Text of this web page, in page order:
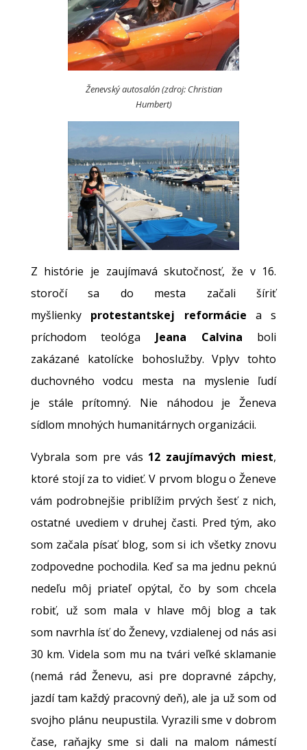
Ženevský autosalón (zdroj: Christian
Humbert)
Z histórie je zaujímavá skutočnosť, že v 16.
storočí sa do mesta začali šíriť
myšlienky protestantskej reformácie a s
príchodom teológa Jeana Calvina boli
zakázané katolícke bohoslužby. Vplyv tohto
duchovného vodcu mesta na myslenie ľudí
je stále prítomný. Nie náhodou je Ženeva
sídlom mnohých humanitárnych organizácii.
Vybrala som pre vás 12 zaujímavých miest,
ktoré stojí za to vidieť. V prvom blogu o Ženeve
vám podrobnejšie priblížim prvých šesť z nich,
ostatné uvediem v druhej časti. Pred tým, ako
som začala písať blog, som si ich všetky znovu
zodpovedne pochodila. Keď sa ma jednu peknú
nedeľu môj priateľ opýtal, čo by som chcela
robiť, už som mala v hlave môj blog a tak
som navrhla ísť do Ženevy, vzdialenej od nás asi
30 km. Videla som mu na tvári veľké sklamanie
(nemá rád Ženevu, asi pre dopravné zápchy,
jazdí tam každý pracovný deň), ale ja už som od
svojho plánu neupustila. Vyrazili sme v dobrom
čase, raňajky sme si dali na malom námestí